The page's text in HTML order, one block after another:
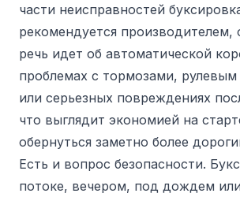
части неисправностей
рекомендуется производителем,
речь идет об автоматической
проблемах с тормозами,
или серьезных повреждениях
что выглядит экономией на
обернуться заметно более
Есть и вопрос безопасности.
потоке, вечером, под дождем